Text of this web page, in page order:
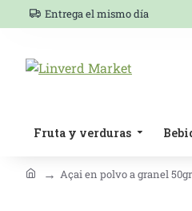
Entrega el mismo día
Fruta y verduras
Açai en polvo a granel 50gr